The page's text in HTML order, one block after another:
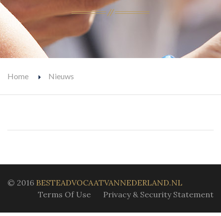
Home Nieuws
© 2016 BESTEADVOCAATVANNEDERLAND.NL
Terms Of Use
Privacy & Security Statement